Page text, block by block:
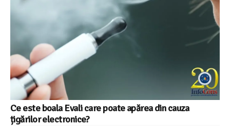
Ce este boala Evali care poate apărea din cauza
țigărilor electronice?